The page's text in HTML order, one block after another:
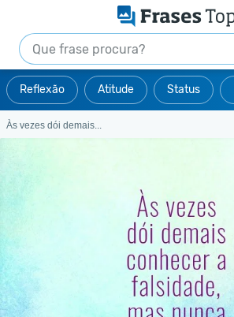
Reflexão Atitude Status
Às vezes dói demais...